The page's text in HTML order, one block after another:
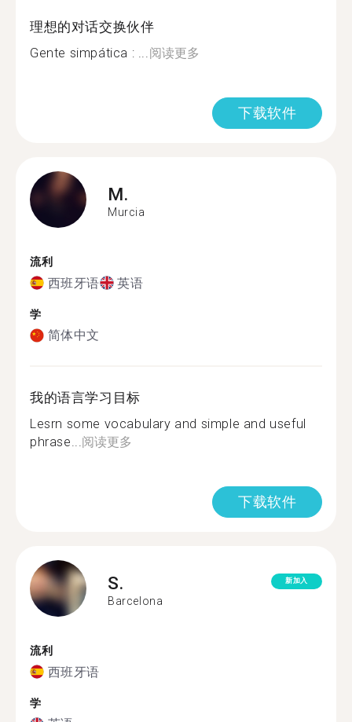
理想的对话交换伙伴
Gente simpática : ...阅读更多
下载软件
M.
Murcia
流利
西班牙语 英语
学
简体中文
我的语言学习目标
Lesrn some vocabulary and simple and useful
phrase...阅读更多
下载软件
S.
Barcelona
新加入
流利
西班牙语
学